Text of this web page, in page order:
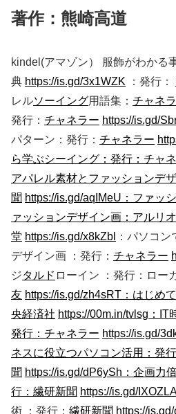
著作：熊崎高道
kindel(アマゾン） 服飾がわかる
典 https://is.gd/3x1WZK ：発行：
レルソーイング用語集： チャネ
発行： チャネラー https://is.gd/
パターン：発行： チャネラー
ら学ぶシーイング：発行：チャ
アパレル素材とファッションデ
聞 https://is.gd/aqIMeU：ファッ
ァッションデザイン画：アルリ
堂 https://is.gd/x8kZbl
：パソコ
デザイン画 ：発行： チャネラー
ジタルド ローイン ：発行：ロー
友 https://is.gd/zh4sRT：はじめ
央経済社 https://00m.in/tvlsg：IT
発行：チャネラー https://is.gd/
ネスに役立つパソコン活用：発
聞 https://is.gd/dP6ySh：企画力
行：繊研新聞 https://is.gd/
術 ：発行： 繊研新聞 https://